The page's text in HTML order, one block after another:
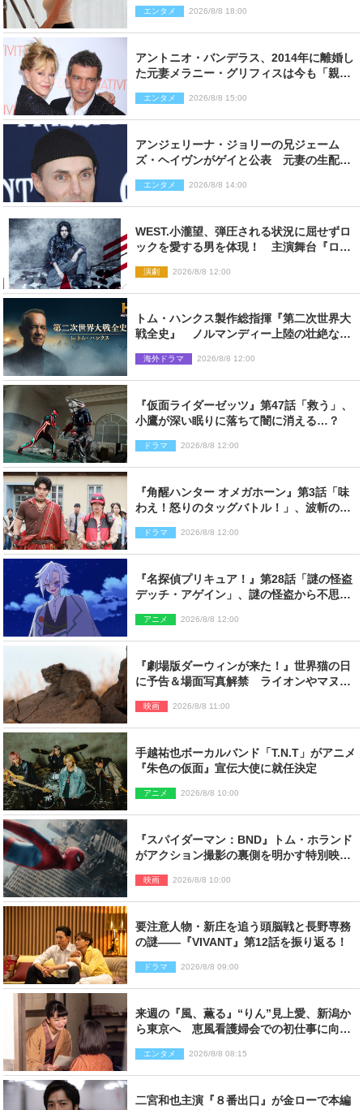
エンタメ 2026/8/8 18:00
アントニオ・バンデラス、2014年に離婚し
た元妻メラニー・グリフィスは今も「親友
エンタメ 2026/8/8 15:00
アンジェリーナ・ジョリーの兄ジェーム
ズ・ヘイヴンがゲイと公表 元妻の生配信
エンタメ 2026/8/8 14:00
WEST.小瀧望、弾圧される状況に屈せずロ
ックを愛する男を体現！ 主演舞台『ロッ
演劇 2026/8/8 12:00
トム・ハンクス製作総指揮『第二次世界大
戦全史』 ノルマンディー上陸の壮絶な戦
海外ドラマ 2026/8/8 12:00
『仮面ライダーゼッツ』第47話「救う」、
小鷹が深い眠りに落ちて闇に消える…？
ドラマ 2026/8/8 12:00
『角醒ハンター オメガホーン』第3話「味
わえ！怒りのタッグバトル！」、波斬のギ
ドラマ 2026/8/8 12:00
『名探偵プリキュア！』第28話「謎の怪盗
デッチ・アゲイン」、謎の怪盗から不思議
アニメ 2026/8/8 12:00
『劇場版ダーウィンが来た！』世界猫の日
に予告＆場面写真解禁 ライオンやマヌル
映画 2026/8/8 11:00
手越祐也ボーカルバンド「T.N.T」がアニメ
『朱色の仮面』宣伝大使に就任決定
アニメ 2026/8/8 10:00
『スパイダーマン：BND』トム・ホランド
がアクション撮影の裏側を明かす特別映像
映画 2026/8/8 10:00
要注意人物・新庄を追う頭脳戦と長野専務
の謎――『VIVANT』第12話を振り返る！
ドラマ 2026/8/8 09:00
来週の『風、薫る』“りん”見上愛、新潟か
ら東京へ 恵風看護婦会での初仕事に向か
エンタメ 2026/8/8 08:15
二宮和也主演『８番出口』が金ローで本編